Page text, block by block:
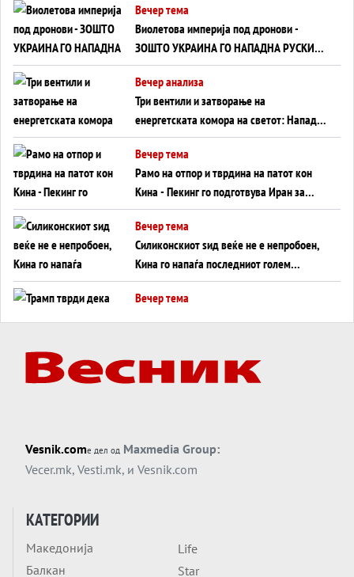
Вечер тема
Виолетова империја под дронови -
ЗОШТО УКРАИНА ГО НАПАДНА РУСКИОТ
WILDBERRIES
Вечер анализа
Три вентили и затворање на
енергетската комора на светот: Нападот
во Суец најавува глобален енергетски
инфаркт?
Вечер тема
Рамо на отпор и тврдина на патот кон
Кина - Пекинг го подготвува Иран за
американска копнена инвазија
Вечер тема
Силиконскиот ѕид веќе не е непробоен,
Кина го напаѓа последниот голем
монопол на Западот?
Вечер тема
Вечер тема
ДЛАБОКО УДОЛУ: Сметководствените
Вечер тема
АТОМСКО ДОМИНО НА БЛИСКИОТ
ИСТОК
Обвинувањето кон Русија го поврзува
Блискиот Исток со украинското бојно
Vesnik.comе дел од Maxmedia Group:
Vecer.mk, Vesti.mk, и Vesnik.com
КАТЕГОРИИ
Македонија
Балкан
Life
Star